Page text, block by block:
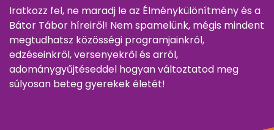
Iratkozz fel, ne maradj le az Élménykülönítmény és a
Bátor Tábor híreiről! Nem spamelünk, mégis mindent
megtudhatsz közösségi programjainkról,
edzéseinkről, versenyekről és arról,
adománygyűjtéseddel hogyan változtatod meg
súlyosan beteg gyerekek életét!